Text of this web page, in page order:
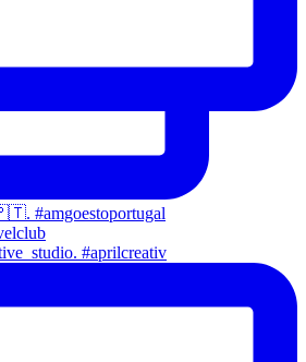
#aprilcreativ